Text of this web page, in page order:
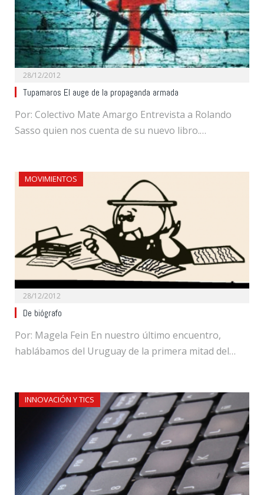
28/12/2012
Tupamaros El auge de la propaganda armada
Por: Colectivo Mate Amargo Entrevista a Rolando
Sasso quien nos cuenta de su nuevo libro.…
MOVIMIENTOS
28/12/2012
De biógrafo
Por: Magela Fein En nuestro último encuentro,
hablábamos del Uruguay de la primera mitad del…
INNOVACIÓN Y TICS